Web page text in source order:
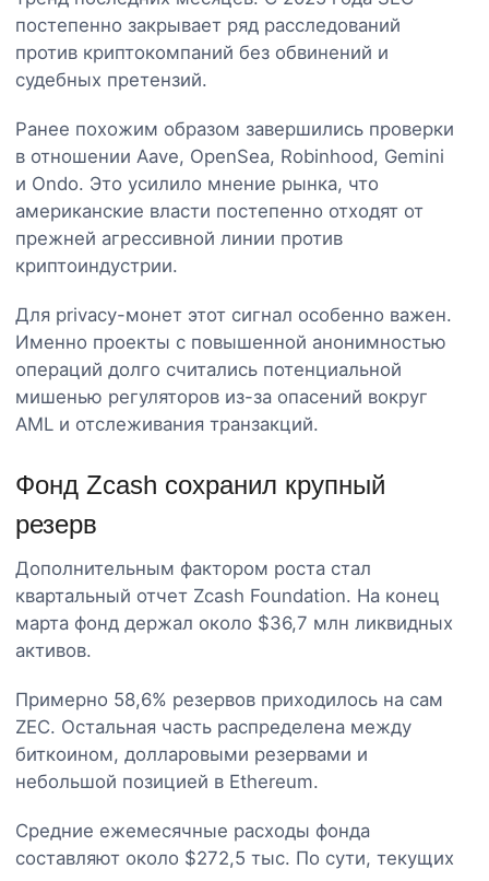
постепенно закрывает ряд расследований
против криптокомпаний без обвинений и
судебных претензий.
Ранее похожим образом завершились проверки
в отношении Aave, OpenSea, Robinhood, Gemini
и Ondo. Это усилило мнение рынка, что
американские власти постепенно отходят от
прежней агрессивной линии против
криптоиндустрии.
Для privacy-монет этот сигнал особенно важен.
Именно проекты с повышенной анонимностью
операций долго считались потенциальной
мишенью регуляторов из-за опасений вокруг
AML и отслеживания транзакций.
Фонд Zcash сохранил крупный
резерв
Дополнительным фактором роста стал
квартальный отчет Zcash Foundation. На конец
марта фонд держал около $36,7 млн ликвидных
активов.
Примерно 58,6% резервов приходилось на сам
ZEC. Остальная часть распределена между
биткоином, долларовыми резервами и
небольшой позицией в Ethereum.
Средние ежемесячные расходы фонда
составляют около $272,5 тыс. По сути, текущих